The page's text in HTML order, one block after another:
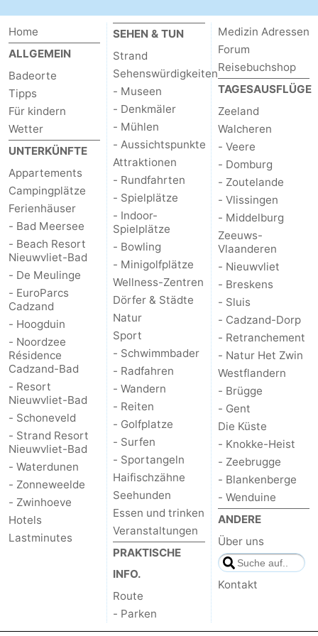
Home
ALLGEMEIN
Badeorte
Tipps
Für kindern
Wetter
UNTERKÜNFTE
Appartements
Campingplätze
Ferienhäuser
- Bad Meersee
- Beach Resort
Nieuwvliet-Bad
- De Meulinge
- EuroParcs
Cadzand
- Hoogduin
- Noordzee
Résidence
Cadzand-Bad
- Resort
Nieuwvliet-Bad
- Schoneveld
- Strand Resort
Nieuwvliet-Bad
- Waterdunen
- Zonneweelde
- Zwinhoeve
Hotels
Lastminutes
SEHEN & TUN
Strand
Sehenswürdigkeiten
- Museen
- Denkmäler
- Mühlen
- Aussichtspunkte
Attraktionen
- Rundfahrten
- Spielplätze
- Indoor-
Spielplätze
- Bowling
- Minigolfplätze
Wellness-Zentren
Dörfer & Städte
Natur
Sport
- Schwimmbader
- Radfahren
- Wandern
- Reiten
- Golfplatze
- Surfen
- Sportangeln
Haifischzähne
Seehunden
Essen und trinken
Veranstaltungen
PRAKTISCHE
INFO.
Route
- Parken
Medizin Adressen
Forum
Reisebuchshop
TAGESAUSFLÜGE
Zeeland
Walcheren
- Veere
- Domburg
- Zoutelande
- Vlissingen
- Middelburg
Zeeuws-
Vlaanderen
- Nieuwvliet
- Breskens
- Sluis
- Cadzand-Dorp
- Retranchement
- Natur Het Zwin
Westflandern
- Brügge
- Gent
Die Küste
- Knokke-Heist
- Zeebrugge
- Blankenberge
- Wenduine
ANDERE
Über uns
Kontakt